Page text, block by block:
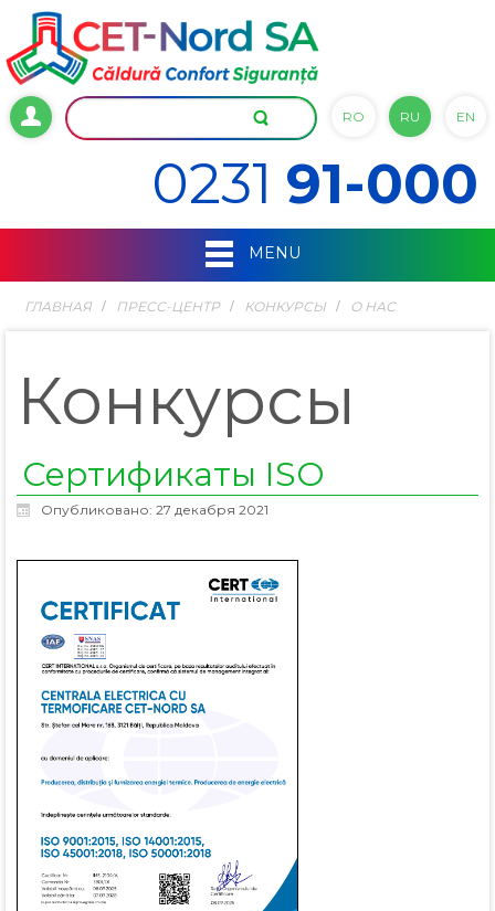
RO RU EN
0231 91-000
MENU
ГЛАВНАЯ ПРЕСС-ЦЕНТР КОНКУРСЫ О НАС
Конкурсы
Сертификаты ISO
Опубликовано: 27 декабря 2021